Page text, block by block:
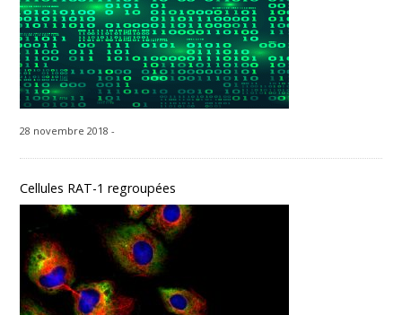
28 novembre 2018 -
Cellules RAT-1 regroupées